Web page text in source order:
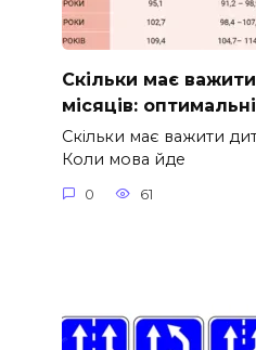
Скільки має
місяців:
Скільки має важити
Коли мова йде
0 61